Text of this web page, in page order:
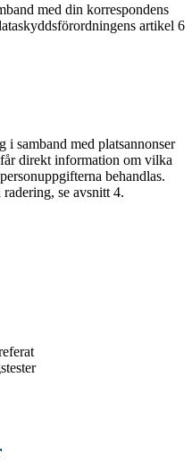
med din korrespondens
artikel 6
samband med platsannonser
direkt information om vilka
behandlas.
se avsnitt 4.